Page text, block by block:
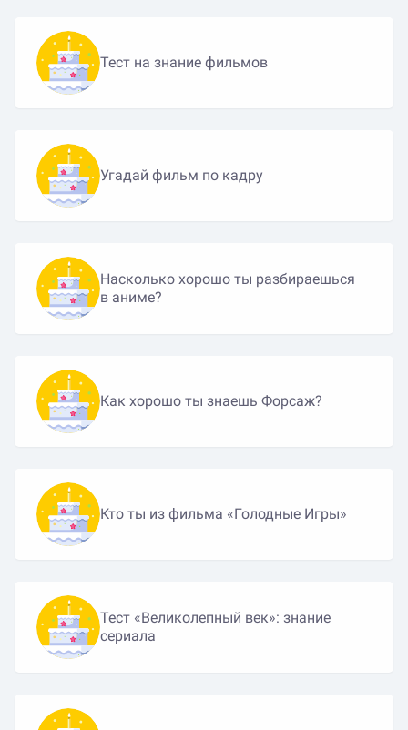
Тест на знание фильмов
Угадай фильм по кадру
Насколько хорошо ты разбираешься
в аниме?
Как хорошо ты знаешь Форсаж?
Кто ты из фильма «Голодные Игры»
Тест «Великолепный век»: знание
сериала